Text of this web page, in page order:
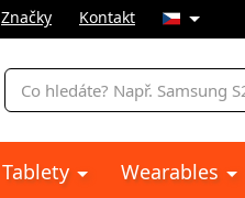
Značky Kontakt
Vyhledávání
Tablety Wearables